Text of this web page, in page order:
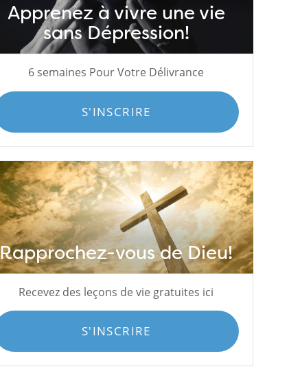
Apprenez à vivre une vie
sans Dépression!
6 semaines Pour Votre Délivrance
S'INSCRIRE
Rapprochez-vous de Dieu!
Recevez des leçons de vie gratuites ici
S'INSCRIRE